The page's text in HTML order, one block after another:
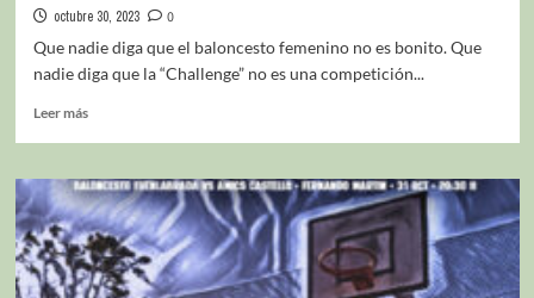
octubre 30, 2023
0
Que nadie diga que el baloncesto femenino no es bonito. Que
nadie diga que la “Challenge” no es una competición...
Leer más